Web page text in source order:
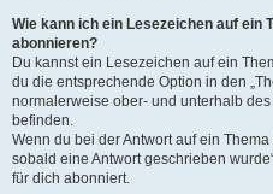
Wie kann ich ein Lesezeichen auf ein
abonnieren?
Du kannst ein Lesezeichen auf ein
du die entsprechende Option in den
normalerweise ober- und unterhalb
befinden.
Wenn du bei der Antwort auf ein
sobald eine Antwort geschrieben
für dich abonniert.